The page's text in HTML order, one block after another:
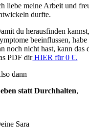
liebe meine Arbeit und
durfte.
du herausfinden
beeinflussen,
noch nicht hast, kann
PDF dirHIER für 0 €.
dann
statt Durchhalten,
Sara